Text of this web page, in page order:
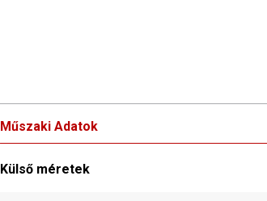
Műszaki Adatok
Külső méretek